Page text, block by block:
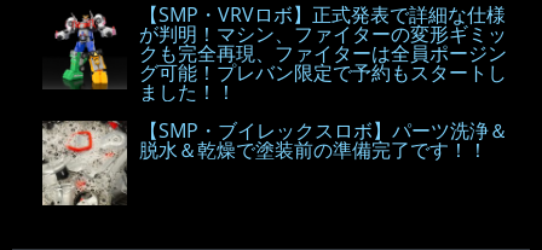
【SMP・VRVロボ】正式発表で詳細な仕様
が判明！マシン、ファイターの変形ギミッ
クも完全再現、ファイターは全員ポージン
グ可能！プレバン限定で予約もスタートし
ました！！
【SMP・ブイレックスロボ】パーツ洗浄＆
脱水＆乾燥で塗装前の準備完了です！！